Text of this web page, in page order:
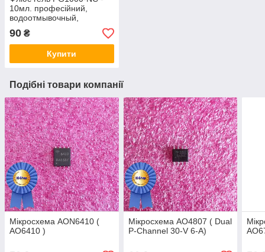
10мл. професійний,
водоотмывочный,
водосмываемый
90 ₴
Купити
Подібні товари компанії
Мікросхема AON6410 (
AO6410 )
Мікросхема AO4807 ( Dual
P-Channel 30-V 6-A)